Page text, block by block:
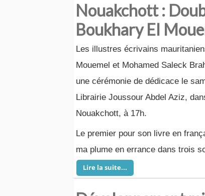
Nouakchott :
Boukhary El
Les illustres écrivains
Mouemel et Mohamed Saleck
une cérémonie de dédicace le
Librairie Joussour Abdel Aziz,
Nouakchott, à 17h.
Le premier pour son livre en
ma plume en errance dans trois
Lire la suite...